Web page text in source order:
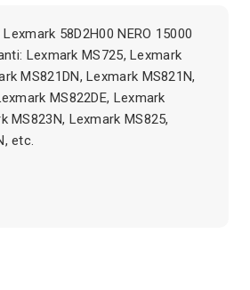
58D2H00 NERO 15000
Lexmark MS725, Lexmark
MS821DN, Lexmark MS821N,
MS822DE, Lexmark
MS823N, Lexmark MS825,
etc.